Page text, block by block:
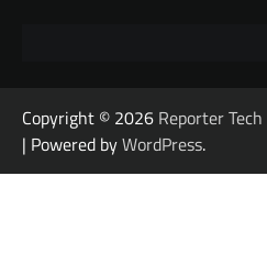
Copyright © 2026 Reporter Tech
| Powered byWordPress.